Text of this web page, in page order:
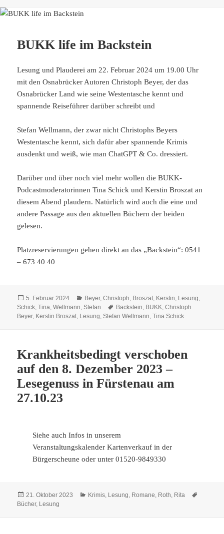
BUKK life im Backstein
Lesung und Plauderei am 22. Februar 2024 um 19.00 Uhr
mit den Osnabrücker Autoren Christoph Beyer, der das
Osnabrücker Land wie seine Westentasche kennt und
spannende Reiseführer darüber schreibt und
Stefan Wellmann, der zwar nicht Christophs Beyers
Westentasche kennt, sich dafür aber spannende Krimis
ausdenkt und weiß, wie man ChatGPT & Co. dressiert.
Darüber und über noch viel mehr wollen die BUKK-
Podcastmoderatorinnen Tina Schick und Kerstin Broszat an
diesem Abend plaudern. Natürlich wird auch die eine und
andere Passage aus den aktuellen Büchern der beiden
gelesen.
Platzreservierungen gehen direkt an das „Backstein“: 0541
– 673 40 40
Veröffentlicht
am
5. Februar 2024 Kategorien
Beyer, Christoph, Broszat, Kerstin, Lesung,
Schick, Tina,Wellmann, Stefan Schlagwörter
Backstein, BUKK,Christoph
Beyer, Kerstin Broszat, Lesung,Stefan Wellmann,Tina Schick
Krankheitsbedingt verschoben
auf den 8. Dezember 2023 –
Lesegenuss in Fürstenau am
27.10.23
Siehe auch Infos in unserem
Veranstaltungskalender Kartenverkauf in der
Bürgerscheune oder unter 01520-9849330
Veröffentlicht
am
21. Oktober 2023 Kategorien
Krimis, Lesung, Romane, Roth, Rita
Bücher, Lesung